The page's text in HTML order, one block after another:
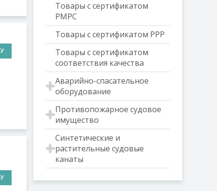
Товары с сертификатом
РМРС
Товары с сертификатом РРР
Товары с сертификатом
соответствия качества
Аварийно-спасательное
оборудование
Противопожарное судовое
имущество
Синтетические и
растительные судовые
канаты